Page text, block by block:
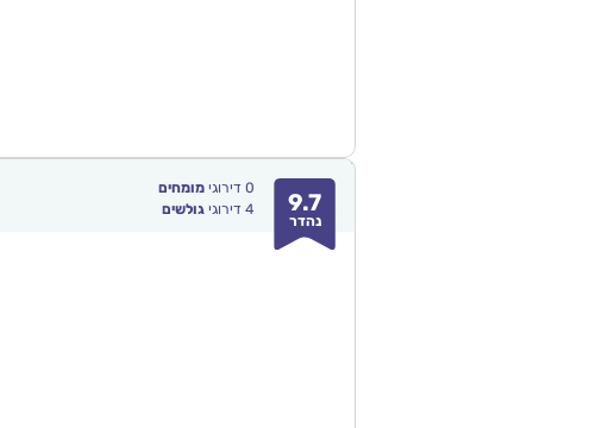
9.7
נהדר
0 דירוגימומחים
4 דירוגיגולשים